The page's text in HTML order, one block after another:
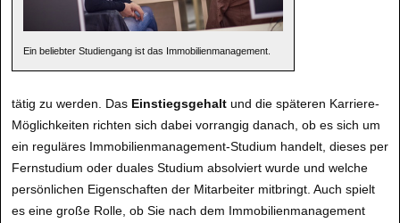
Ein beliebter Studiengang ist das Immobilienmanagement.
tätig zu werden. Das Einstiegsgehalt und die späteren Karriere-
Möglichkeiten richten sich dabei vorrangig danach, ob es sich um
ein reguläres Immobilienmanagement-Studium handelt, dieses per
Fernstudium oder duales Studium absolviert wurde und welche
persönlichen Eigenschaften der Mitarbeiter mitbringt. Auch spielt
es eine große Rolle, ob Sie nach dem Immobilienmanagement